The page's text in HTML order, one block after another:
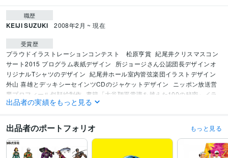
職歴
KEIJI SUZUKI 2008年2月 ~ 現在
受賞歴
プラウドイラストレーションコンテスト　松原亨賞 紀尾井クリスマスコン
サート2015 プログラム表紙デザイン
所ジョージさん公認団長デザインオ
リジナルTシャツのデザイン 紀尾井ホール室内管弦楽団イラストデザイン
外山 喜雄とデッキシーセインツCDのジャケットデザイン
ニッポン放送営
業プロフィール似顔絵制作 書籍「大谷翔平常識を越えた100の秘密」イラ
スト制作 映画「私の見ている世界が全て」にてイラストTシャツの衣装提
イン 『漫画で学べるシリーズ大谷翔平ヒストリー』表紙イラスト制作
ビジネス・クリエイティブツール
Adobe Illustrator:16年
出品者の実績をもっと見る
出品者のポートフォリオ もっと見る